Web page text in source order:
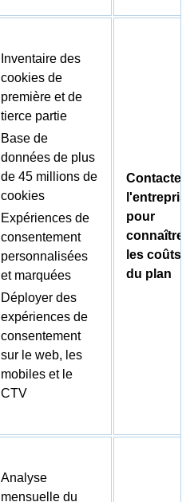
Inventaire des
cookies de
première et de
tierce partie
Base de
données de plus
de 45 millions de
cookies
Expériences de
consentement
personnalisées
et marquées
Déployer des
expériences de
consentement
sur le web, les
mobiles et le
CTV
Contacter
l'entreprise
pour
connaître
les coûts
du plan
Analyse
mensuelle du